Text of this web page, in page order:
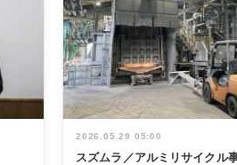
2026.05.29 05:00
スズムラ／アルミリサイクル